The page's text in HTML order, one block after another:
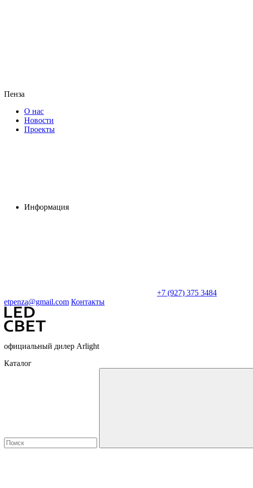
Пенза
О нас
Новости
Проекты
Информация
+7 (927) 375 3484
etpenza@gmail.com Контакты
официальный дилер Arlight
Каталог